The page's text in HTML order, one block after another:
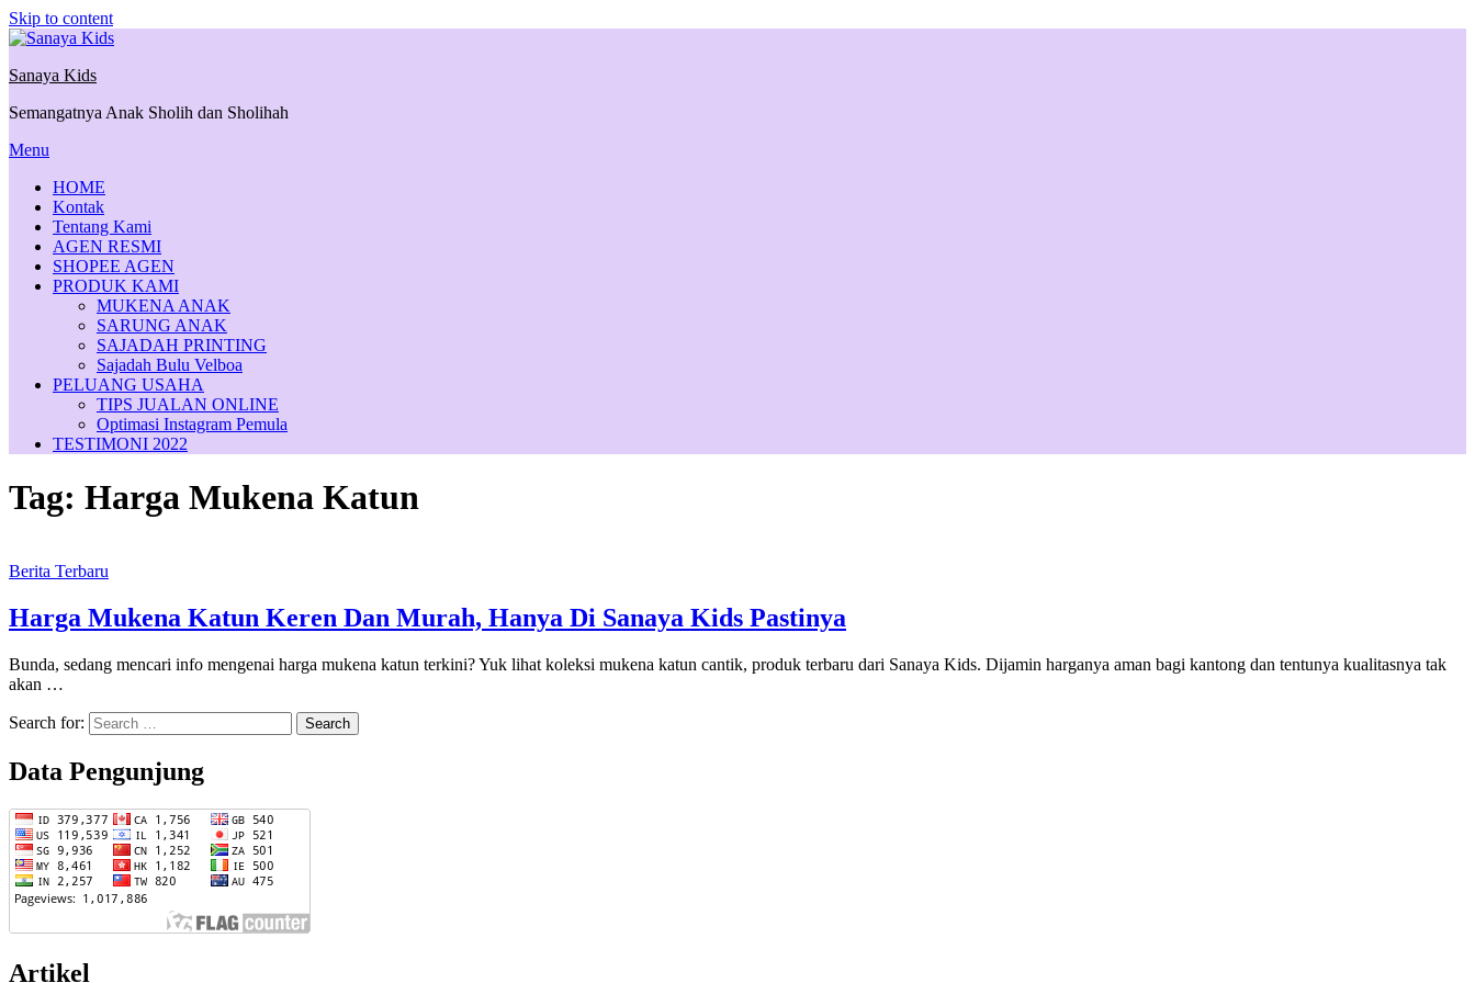
Skip to content
Sanaya Kids
Semangatnya Anak Sholih dan Sholihah
Menu
HOME
Kontak
Tentang Kami
AGEN RESMI
SHOPEE AGEN
PRODUK KAMI
MUKENA ANAK
SARUNG ANAK
SAJADAH PRINTING
Sajadah Bulu Velboa
PELUANG USAHA
TIPS JUALAN ONLINE
Optimasi Instagram Pemula
TESTIMONI 2022
Tag: Harga Mukena Katun
Berita Terbaru
Harga Mukena Katun Keren Dan Murah, Hanya Di Sanaya Kids Pastinya
Bunda, sedang mencari info mengenai harga mukena katun terkini? Yuk lihat koleksi mukena katun cantik, produk terbaru dari Sanaya Kids. Dijamin harganya aman bagi kantong dan tentunya kualitasnya tak
akan …
Search for:
Data Pengunjung
Artikel